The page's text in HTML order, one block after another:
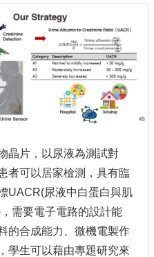
晶片，以尿液為測試對
者可以居家檢測，具有臨
UACR(尿液中白蛋白與肌
需要電子電路的設計能
的合成能力、微機電製作
學生可以藉由專題研究來